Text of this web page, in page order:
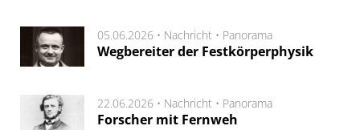
05.06.2026 • Nachricht • Panorama
Wegbereiter der Festkörperphysik
22.06.2026 • Nachricht • Panorama
Forscher mit Fernweh